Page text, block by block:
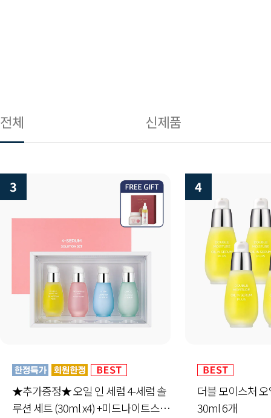
전체 신제품
3
★추가증정★ 오일 인 세럼 4-세럼 솔
루션 세트 (30ml x4) +미드나이트스페
4
더블 모이스처
30ml 6개